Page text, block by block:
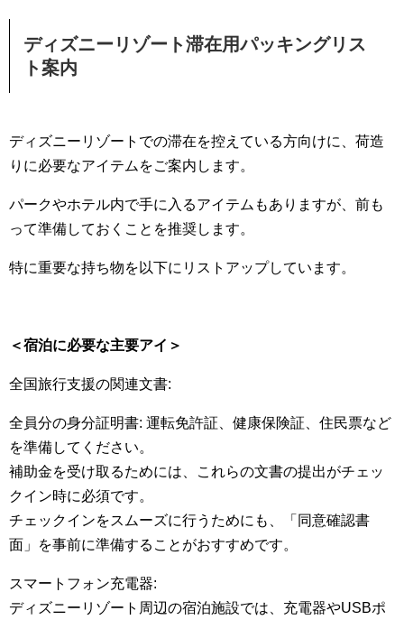
ディズニーリゾート滞在用パッキングリス
ト案内
ディズニーリゾートでの滞在を控えている方向けに、荷造
りに必要なアイテムをご案内します。
パークやホテル内で手に入るアイテムもありますが、前も
って準備しておくことを推奨します。
特に重要な持ち物を以下にリストアップしています。
＜宿泊に必要な主要アイ＞
全国旅行支援の関連文書:
全員分の身分証明書: 運転免許証、健康保険証、住民票など
を準備してください。
補助金を受け取るためには、これらの文書の提出がチェッ
クイン時に必須です。
チェックインをスムーズに行うためにも、「同意確認書
面」を事前に準備することがおすすめです。
スマートフォン充電器:
ディズニーリゾート周辺の宿泊施設では、充電器やUSBポ